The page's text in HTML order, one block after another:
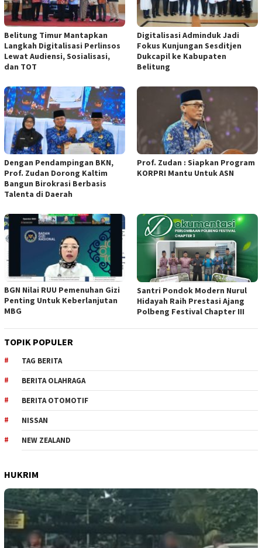
Belitung Timur Mantapkan
Langkah Digitalisasi Perlinsos
Lewat Audiensi, Sosialisasi,
dan TOT
Digitalisasi Adminduk Jadi
Fokus Kunjungan Sesditjen
Dukcapil ke Kabupaten
Belitung
Dengan Pendampingan BKN,
Prof. Zudan Dorong Kaltim
Bangun Birokrasi Berbasis
Talenta di Daerah
Prof. Zudan : Siapkan Program
KORPRI Mantu Untuk ASN
BGN Nilai RUU Pemenuhan Gizi
Penting Untuk Keberlanjutan
MBG
Santri Pondok Modern Nurul
Hidayah Raih Prestasi Ajang
Polbeng Festival Chapter III
TOPIK POPULER
TAG BERITA
BERITA OLAHRAGA
BERITA OTOMOTIF
NISSAN
NEW ZEALAND
HUKRIM